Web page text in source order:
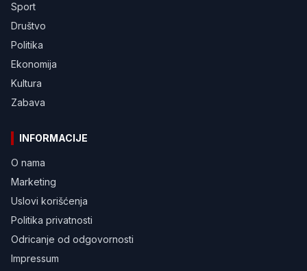
Sport
Društvo
Politika
Ekonomija
Kultura
Zabava
INFORMACIJE
O nama
Marketing
Uslovi korišćenja
Politika privatnosti
Odricanje od odgovornosti
Impressum